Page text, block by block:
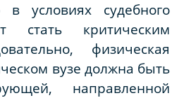
в условиях судебного
стать критическим
физическая
вузе должна быть
направленной